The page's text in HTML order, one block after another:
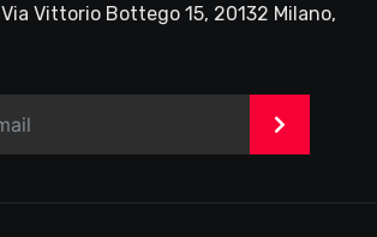
Via Vittorio Bottego 15, 20132 Milano,
>